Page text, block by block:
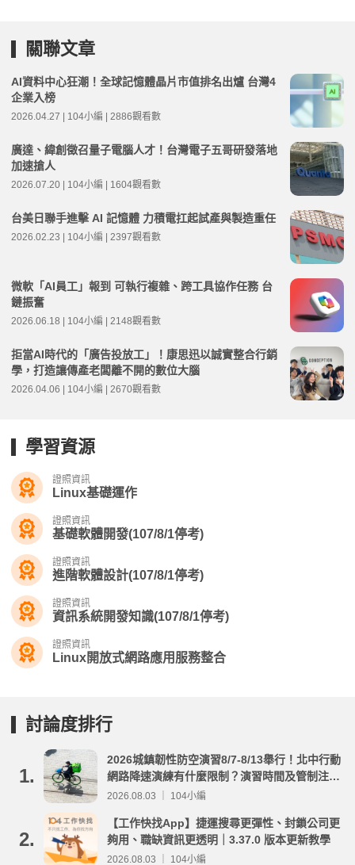
關聯文章
AI資料中心狂潮！全球記憶體晶片市值排名出爐 台灣4
企業入榜
2026.04.27 | 104小編 | 2886觀看數
廣達、緯創徵召量子電腦人才！台灣電子五哥研發落地
加速搶人
2026.07.20 | 104小編 | 1604觀看數
台美日聯手進擊 AI 記憶體 力積電扛起試產與製造重任
2026.02.23 | 104小編 | 2397觀看數
微軟「AI員工」報到 可執行複雜、跨工具協作任務 台
鏈振奮
2026.06.18 | 104小編 | 2148觀看數
拒當AI時代的「廣告投放工」！康思迅以誠實整合行銷
學，打造讓傳產老闆離不開的數位大腦
2026.04.06 | 104小編 | 2670觀看數
學習資源
證照資訊
Linux基礎運作
證照資訊
基礎軟體開發(107/8/1停考)
證照資訊
進階軟體設計(107/8/1停考)
證照資訊
資訊系統開發知識(107/8/1停考)
證照資訊
Linux開放式網路應用服務整合
討論度排行
1.
2026城鎮韌性防空演習8/7-8/13舉行！北中行動
網路降速演練有什麼限制？演習時間及管制注意
事項整理
2026.08.03 ｜ 104小編
2.
【工作快找App】捷運搜尋更彈性、封鎖公司更
夠用、職缺資訊更透明｜3.37.0 版本更新教學
2026.08.03 ｜ 104小編